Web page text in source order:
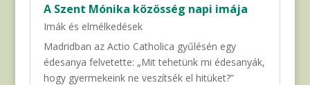
A Szent Mónika közösség napi imája
Imák és elmélkedések
Madridban az Actio Catholica gyűlésén egy
édesanya felvetette: „Mit tehetünk mi édesanyák,
hogy gyermekeink ne veszítsék el hitüket?”